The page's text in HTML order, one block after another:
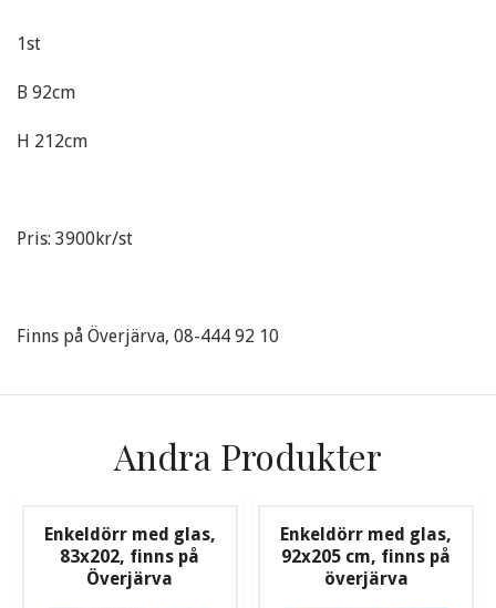
1st
B 92cm
H 212cm
Pris: 3900kr/st
Finns på Överjärva, 08-444 92 10
Andra Produkter
Enkeldörr med glas,
83x202, finns på
Överjärva
Enkeldörr med glas,
92x205 cm, finns på
överjärva